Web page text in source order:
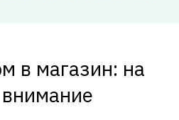
в магазин: на